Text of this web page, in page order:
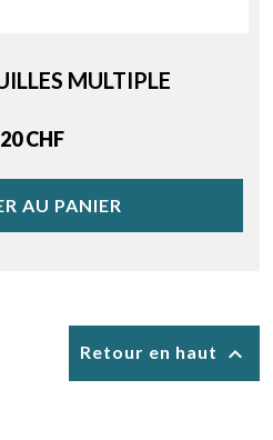
MULTIPLE
CHF
AU PANIER
Retour en haut 